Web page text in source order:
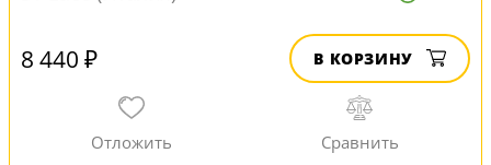
8 440 ₽ В КОРЗИНУ